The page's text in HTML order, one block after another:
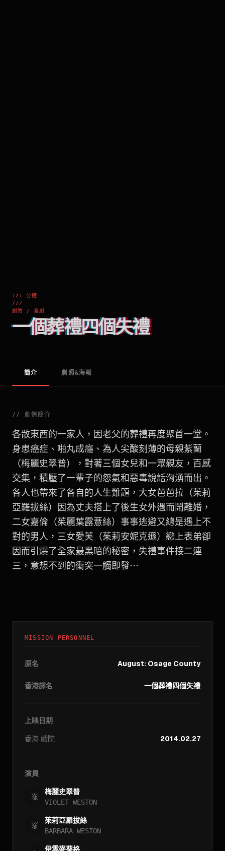
121 分鐘
///
劇情 / 喜劇
一個葬禮四個失禮
簡介 劇照&海報
// 劇情簡介
各散東西的一家人，因老父的葬禮再度聚首一堂。
身患癌症、啪丸成癮、為人尖酸刻薄的母親紫蘭
（梅麗史翠普），對著三個女兒和一眾親友，百感
交集，積壓了一輩子的怨氣和惡毒說話洶湧而出。
各人也帶來了各自的人生難題，大女芭芭拉（茱莉
亞羅拔絲）因為丈夫搭上了後生女外遇而鬧離婚，
二女嘉倫（茱麗葉露薏絲）事事逃避又總是遇上不
對的男人，三女愛芙（茱莉安妮克遜）戀上表弟卻
因而引爆了全家最黑暗的秘密，失禮事件接二連
三，意想不到的衝突一觸即發⋯
MISSION PERSONNEL
原名 August: Osage County
香港譯名 一個葬禮四個失禮
上映日期
香港 戲院 2014.02.27
演員
梅麗史翠普
VIOLET WESTON
茱莉亞羅拔絲
BARBARA WESTON
伊雲麥葵格